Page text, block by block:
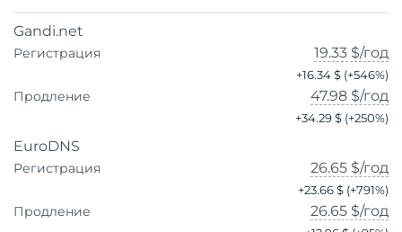
Gandi.net
Регистрация 19.33 $/год
+16.34 $ (+546%)
Продление 47.98 $/год
+34.29 $ (+250%)
EuroDNS
Регистрация 26.65 $/год
+23.66 $ (+791%)
Продление 26.65 $/год